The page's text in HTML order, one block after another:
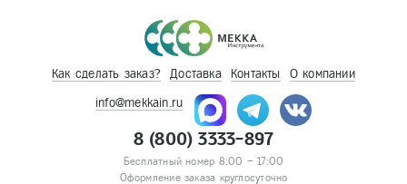
Как сделать заказ? Доставка Контакты О компании
info@mekkain.ru
8 (800) 3333-897
Бесплатный номер 8:00 – 17:00
Оформление заказа круглосуточно